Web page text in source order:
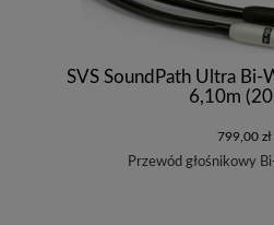
SVS SoundPath Ultra Bi-
6,10m
799,00 zł
Przewód głośnikowy